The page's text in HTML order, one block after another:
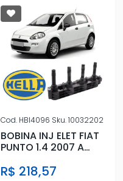
Cod. HBI4096 Sku.10032202
BOBINA INJ ELET FIAT
PUNTO 1.4 2007 A
R$ 218,57